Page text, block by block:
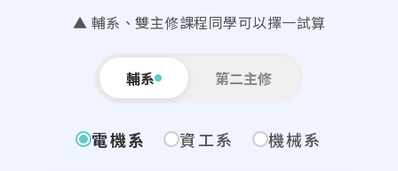
▲ 輔系、雙主修課程同學可以擇一試算
輔系 第二主修
電機系 資工系 機械系